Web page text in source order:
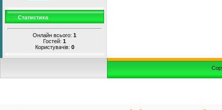
Статистика
Онлайн всього: 1
Гостей: 1
Користувачів: 0